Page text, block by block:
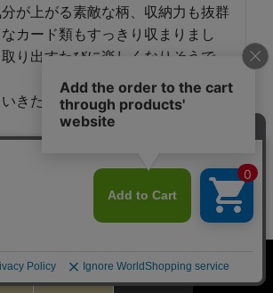
が上がる素敵な柄、収納力も抜群
カード類もすっきり収まりまし
り出すたびに楽しくなりそうで
きたいと思います！ありがとうご
非公開
26